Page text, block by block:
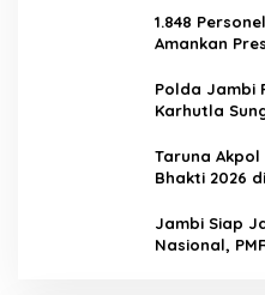
1.848
Amankan
Polda Jambi
Karhutla
Taruna Akpol
Bhakti 2026
Jambi Siap
Nasional,